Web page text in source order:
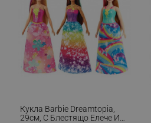
Кукла Barbie Dreamtopia,
29см, С Блестящо Елече И